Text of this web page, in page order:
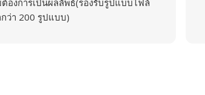
องการเป็นผลลัพธ์(รองรับรูปแบบไฟล์
ว่า 200 รูปแบบ)